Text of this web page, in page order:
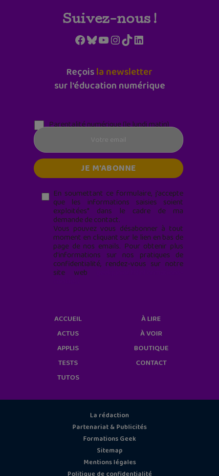
Suivez-nous !
Facebook
Bluesky
YouTube
Instagram
TikTokLinkedIn
Reçoisla newsletter
sur l'éducation numérique
Parentalité numérique (le lundi matin)
En soumettant ce formulaire, j’accepte
que les informations saisies soient
exploitées* dans le cadre de ma
demande de contact.
Vous pouvez vous désabonner à tout
moment en cliquant sur le lien en bas de
page de nos emails. Pour obtenir plus
d'informations sur nos pratiques de
confidentialité, rendez-vous sur notre
site web
ACCUEIL
ACTUS
APPLIS
TESTS
TUTOS
À LIRE
À VOIR
BOUTIQUE
CONTACT
La rédaction
Partenariat & Publicités
Formations Geek
Sitemap
Mentions légales